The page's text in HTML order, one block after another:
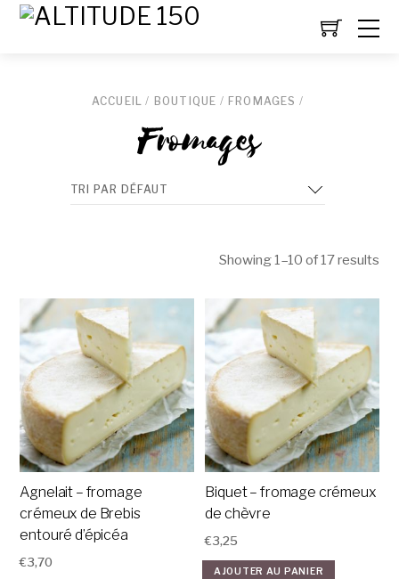
ACCUEIL / BOUTIQUE / FROMAGES /
Fromages
Showing 1–10 of 17 results
Agnelait – fromage
crémeux de Brebis
entouré d’épicéa
€3,70
Biquet – fromage crémeux
de chèvre
€3,25
AJOUTER AU PANIER